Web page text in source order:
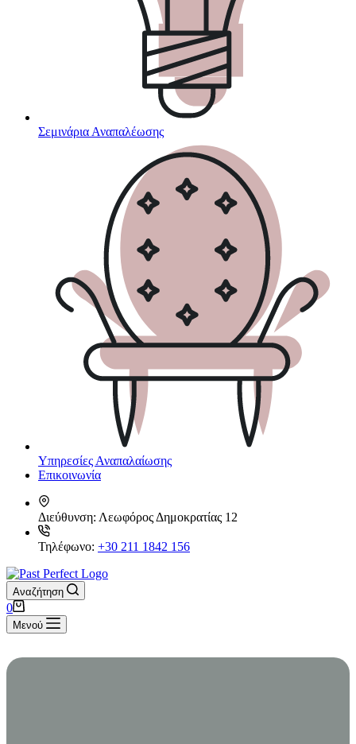
Σεμινάρια Αναπαλέωσης
Υπηρεσίες Αναπαλαίωσης
Επικοινωνία
Διεύθυνση: Λεωφόρος Δημοκρατίας 12
Τηλέφωνο: +30 211 1842 156
Αναζήτηση
Καλάθι
Αγορών
0
Μενού